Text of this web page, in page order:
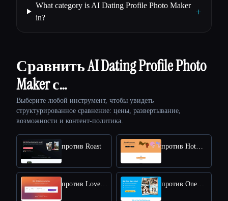
What category is AI Dating Profile Photo Maker
in?
+
Сравнить AI Dating Profile Photo
Maker с…
Выберите любой инструмент, чтобы увидеть
структурированное сравнение: цены, развертывание,
возможности и контент-политика.
против Roast